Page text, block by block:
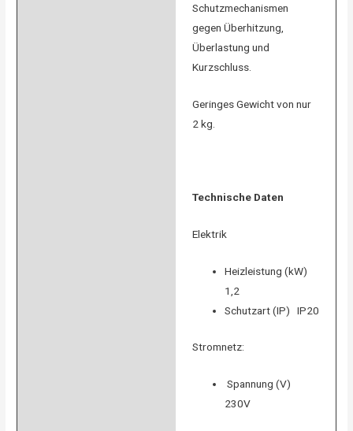
Schutzmechanismen
gegen Überhitzung,
Überlastung und
Kurzschluss.
Geringes Gewicht von nur
2 kg.
Technische Daten
Elektrik
Heizleistung (kW)
1,2
Schutzart (IP) IP20
Stromnetz:
Spannung (V)
230V